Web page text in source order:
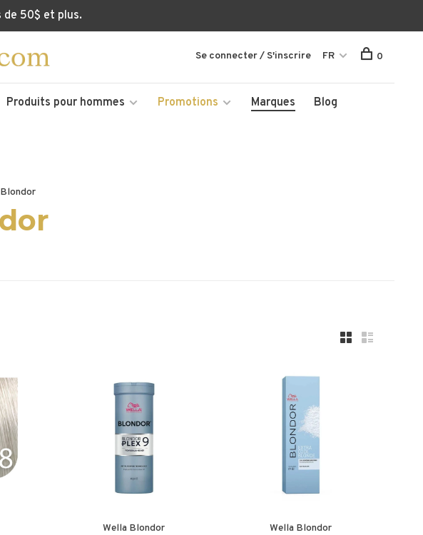
de 50$ et plus.
Produits pour hommes Promotions Marques Blog
Se connecter / S'inscrire FR 0
Wella Blondor Wella Blondor